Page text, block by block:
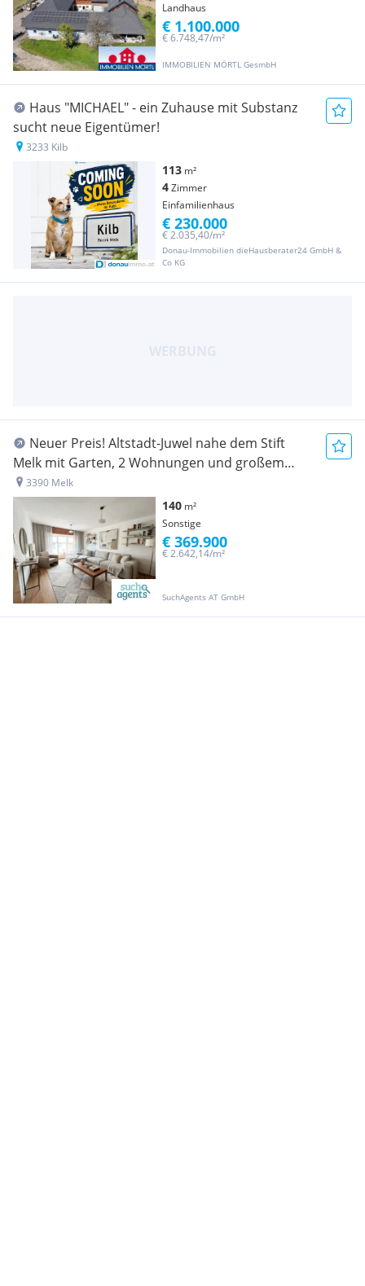
Landhaus
IMMOBILIEN MÖRTL GesmbH
€ 6.748,47/m²
€ 1.100.000
Haus "MICHAEL" - ein Zuhause mit Substanz
sucht neue Eigentümer!
3233 Kilb
113 m²
4Zimmer
Einfamilienhaus
Donau-Immobilien dieHausberater24 GmbH &
Co KG
€ 2.035,40/m²
€ 230.000
Neuer Preis! Altstadt-Juwel nahe dem Stift
Melk mit Garten, 2 Wohnungen und großem
Innenhof
3390 Melk
140 m²
Sonstige
SuchAgents AT GmbH
€ 2.642,14/m²
€ 369.900